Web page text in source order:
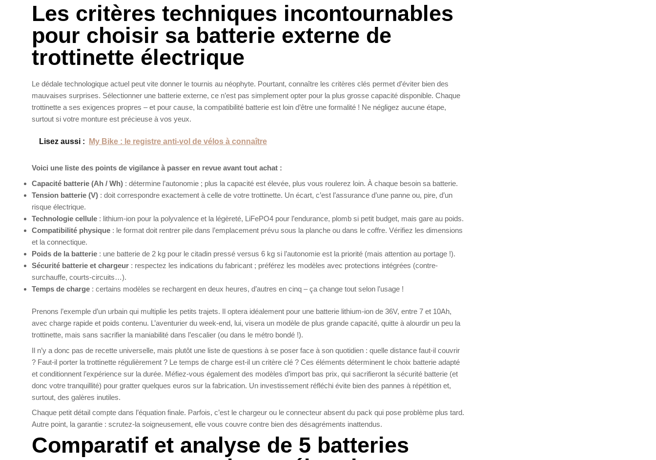
Les critères techniques incontournables
pour choisir sa batterie externe de
trottinette électrique
Le dédale technologique actuel peut vite donner le tournis au néophyte. Pourtant, connaître les critères clés permet d’éviter bien des
mauvaises surprises. Sélectionner une batterie externe, ce n’est pas simplement opter pour la plus grosse capacité disponible. Chaque
trottinette a ses exigences propres – et pour cause, la compatibilité batterie est loin d’être une formalité ! Ne négligez aucune étape,
surtout si votre monture est précieuse à vos yeux.
Lisez aussi : My Bike : le registre anti-vol de vélos à connaître
Voici une liste des points de vigilance à passer en revue avant tout achat :
Capacité batterie (Ah / Wh) : détermine l’autonomie ; plus la capacité est élevée, plus vous roulerez loin. À chaque besoin sa batterie.
Tension batterie (V) : doit correspondre exactement à celle de votre trottinette. Un écart, c’est l’assurance d’une panne ou, pire, d’un
risque électrique.
Technologie cellule : lithium-ion pour la polyvalence et la légèreté, LiFePO4 pour l’endurance, plomb si petit budget, mais gare au poids.
Compatibilité physique : le format doit rentrer pile dans l’emplacement prévu sous la planche ou dans le coffre. Vérifiez les dimensions
et la connectique.
Poids de la batterie : une batterie de 2 kg pour le citadin pressé versus 6 kg si l’autonomie est la priorité (mais attention au portage !).
Sécurité batterie et chargeur : respectez les indications du fabricant ; préférez les modèles avec protections intégrées (contre-
surchauffe, courts-circuits…).
Temps de charge : certains modèles se rechargent en deux heures, d’autres en cinq – ça change tout selon l’usage !
Prenons l’exemple d’un urbain qui multiplie les petits trajets. Il optera idéalement pour une batterie lithium-ion de 36V, entre 7 et 10Ah,
avec charge rapide et poids contenu. L’aventurier du week-end, lui, visera un modèle de plus grande capacité, quitte à alourdir un peu la
trottinette, mais sans sacrifier la maniabilité dans l’escalier (ou dans le métro bondé !).
Il n’y a donc pas de recette universelle, mais plutôt une liste de questions à se poser face à son quotidien : quelle distance faut-il couvrir
? Faut-il porter la trottinette régulièrement ? Le temps de charge est-il un critère clé ? Ces éléments déterminent le choix batterie adapté
et conditionnent l’expérience sur la durée. Méfiez-vous également des modèles d’import bas prix, qui sacrifieront la sécurité batterie (et
donc votre tranquillité) pour gratter quelques euros sur la fabrication. Un investissement réfléchi évite bien des pannes à répétition et,
surtout, des galères inutiles.
Chaque petit détail compte dans l’équation finale. Parfois, c’est le chargeur ou le connecteur absent du pack qui pose problème plus tard.
Autre point, la garantie : scrutez-la soigneusement, elle vous couvre contre bien des désagréments inattendus.
Comparatif et analyse de 5 batteries